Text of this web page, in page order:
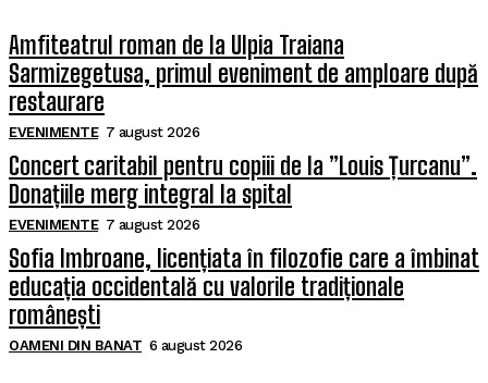
Amfiteatrul roman de la Ulpia Traiana
Sarmizegetusa, primul eveniment de amploare după
restaurare
EVENIMENTE 7 august 2026
Concert caritabil pentru copiii de la ”Louis Țurcanu”.
Donațiile merg integral la spital
EVENIMENTE 7 august 2026
Sofia Imbroane, licențiata în filozofie care a îmbinat
educația occidentală cu valorile tradiționale
românești
OAMENI DIN BANAT 6 august 2026